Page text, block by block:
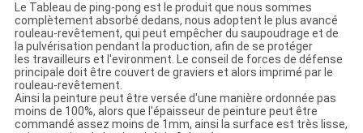
Le Tableau de ping-pong est le produit que nous sommes
complètement absorbé dedans, nous adoptent le plus avancé
rouleau-revêtement, qui peut empêcher du saupoudrage et de
la pulvérisation pendant la production, afin de se protéger
les travailleurs et l'evironment. Le conseil de forces de défense
principale doit être couvert de graviers et alors imprimé par le
rouleau-revêtement.
Ainsi la peinture peut être versée d'une manière ordonnée pas
moins de 100%, alors que l'épaisseur de peinture peut être
commandé assez moins de 1mm, ainsi la surface est très lisse,